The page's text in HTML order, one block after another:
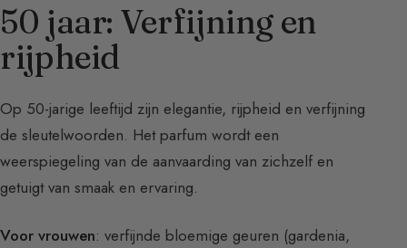
50 jaar: Verfijning en
rijpheid
Op 50-jarige leeftijd zijn elegantie, rijpheid en verfijning
de sleutelwoorden. Het parfum wordt een
weerspiegeling van de aanvaarding van zichzelf en
getuigt van smaak en ervaring.
Voor vrouwen: verfijnde bloemige geuren (gardenia,